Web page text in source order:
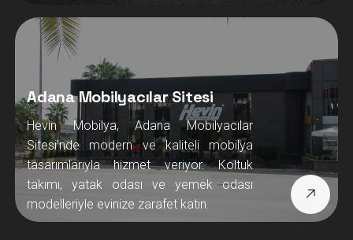
Adana Mobilyacılar Sitesi
Hevin Mobilya, Adana Mobilyacılar
Sitesi’nde modern ve kaliteli mobilya
tasarımlarıyla hizmet veriyor. Koltuk
takımı, yatak odası ve yemek odası
modelleriyle evinize zarafet katın.